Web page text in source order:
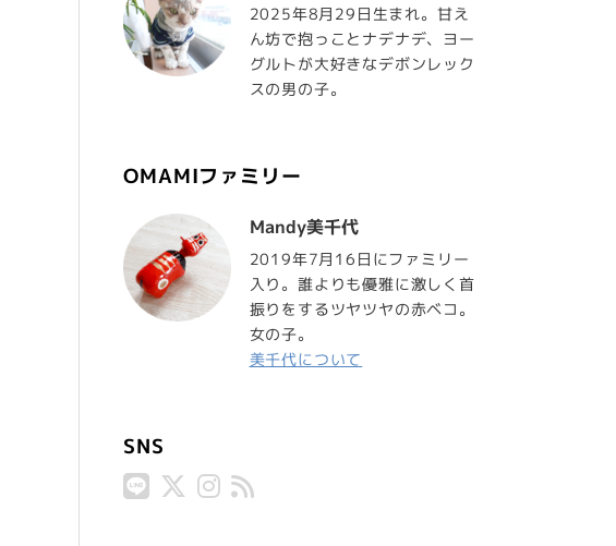
2025年8月29日生まれ。甘え
ん坊で抱っことナデナデ、ヨー
グルトが大好きなデボンレック
スの男の子。
OMAMIファミリー
Mandy美千代
2019年7月16日にファミリー
入り。誰よりも優雅に激しく首
振りをするツヤツヤの赤ベコ。
女の子。
美千代について
SNS